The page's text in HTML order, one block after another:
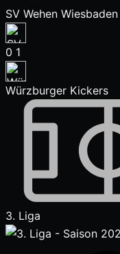
SV Wehen Wiesbaden
0 1
Würzburger Kickers
3. Liga